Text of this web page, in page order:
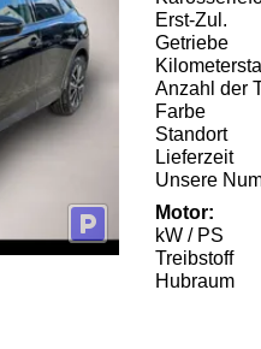
Erst-Zul.
Getriebe
Anzahl der
Farbe
Standort
Lieferzeit
Unsere
Motor:
kW / PS
Treibstoff
Hubraum